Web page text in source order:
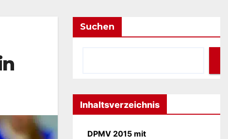
Suchen
Inhaltsverzeichnis
DPMV 2015 mit